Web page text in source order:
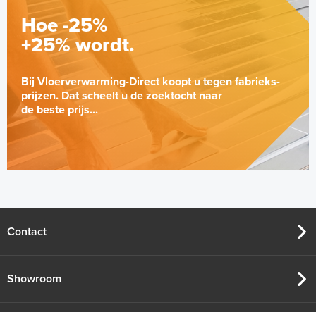
Hoe -25%
+25% wordt.
Bij Vloerverwarming-Direct koopt u tegen fabrieks-
prijzen. Dat scheelt u de zoektocht naar
de beste prijs...
Contact
Showroom